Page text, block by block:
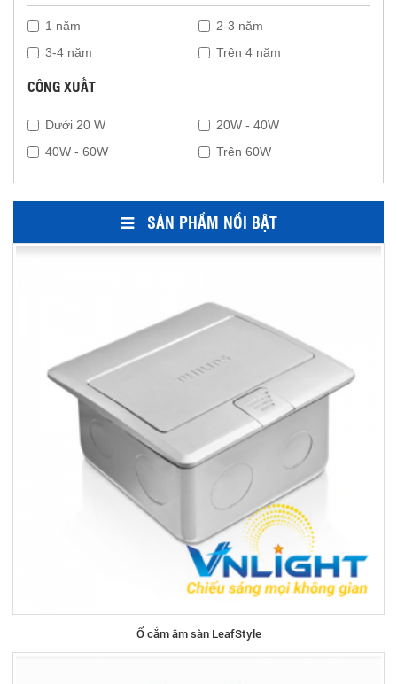
1 năm
2-3 năm
3-4 năm
Trên 4 năm
CÔNG XUẤT
Dưới 20 W
20W - 40W
40W - 60W
Trên 60W
SẢN PHẨM NỔI BẬT
Ổ cắm âm sàn LeafStyle